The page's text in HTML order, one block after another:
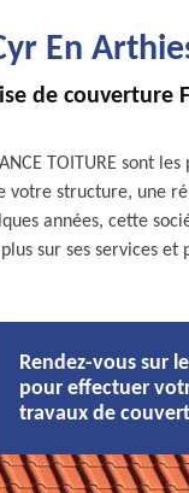
En
de couverture
TOITURE sont
votre structure, une
années, cette
sur ses services et
Rendez-vous sur
pour effectuer
travaux de